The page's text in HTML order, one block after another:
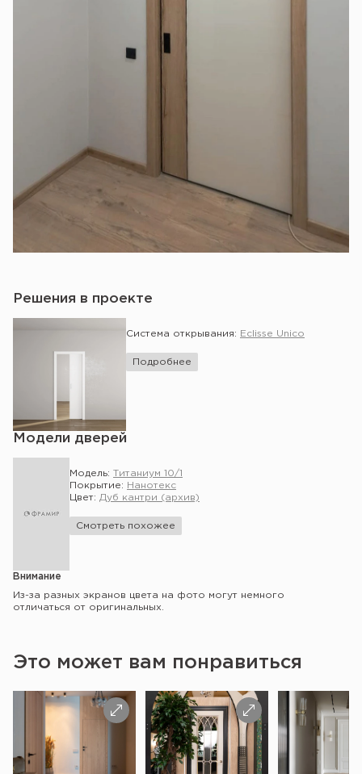
Решения в проекте
Система открывания: Eclisse Unico
Подробнее
Модели дверей
Модель: Титаниум 10/1
Покрытие:
Нанотекс
Цвет: Дуб кантри (архив)
Смотреть похожее
Внимание
Из-за разных экранов цвета на фото могут немного
отличаться от оригинальных.
Это может вам понравиться